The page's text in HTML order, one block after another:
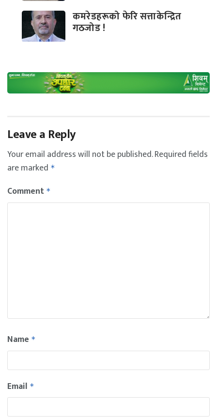
कमरेडहरूको फेरि सत्ताकेन्द्रित
गठजोड !
Leave a Reply
Your email address will not be published.Required fields
are marked *
Comment *
Name *
Email *